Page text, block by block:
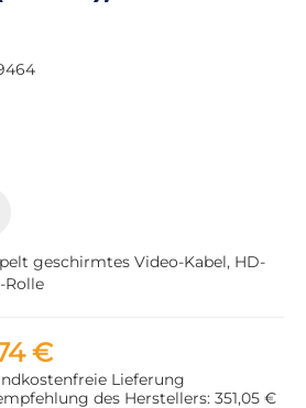
geschirmtes Video-Kabel, HD-
Rolle
€
Lieferung
des Herstellers: 351,05 €